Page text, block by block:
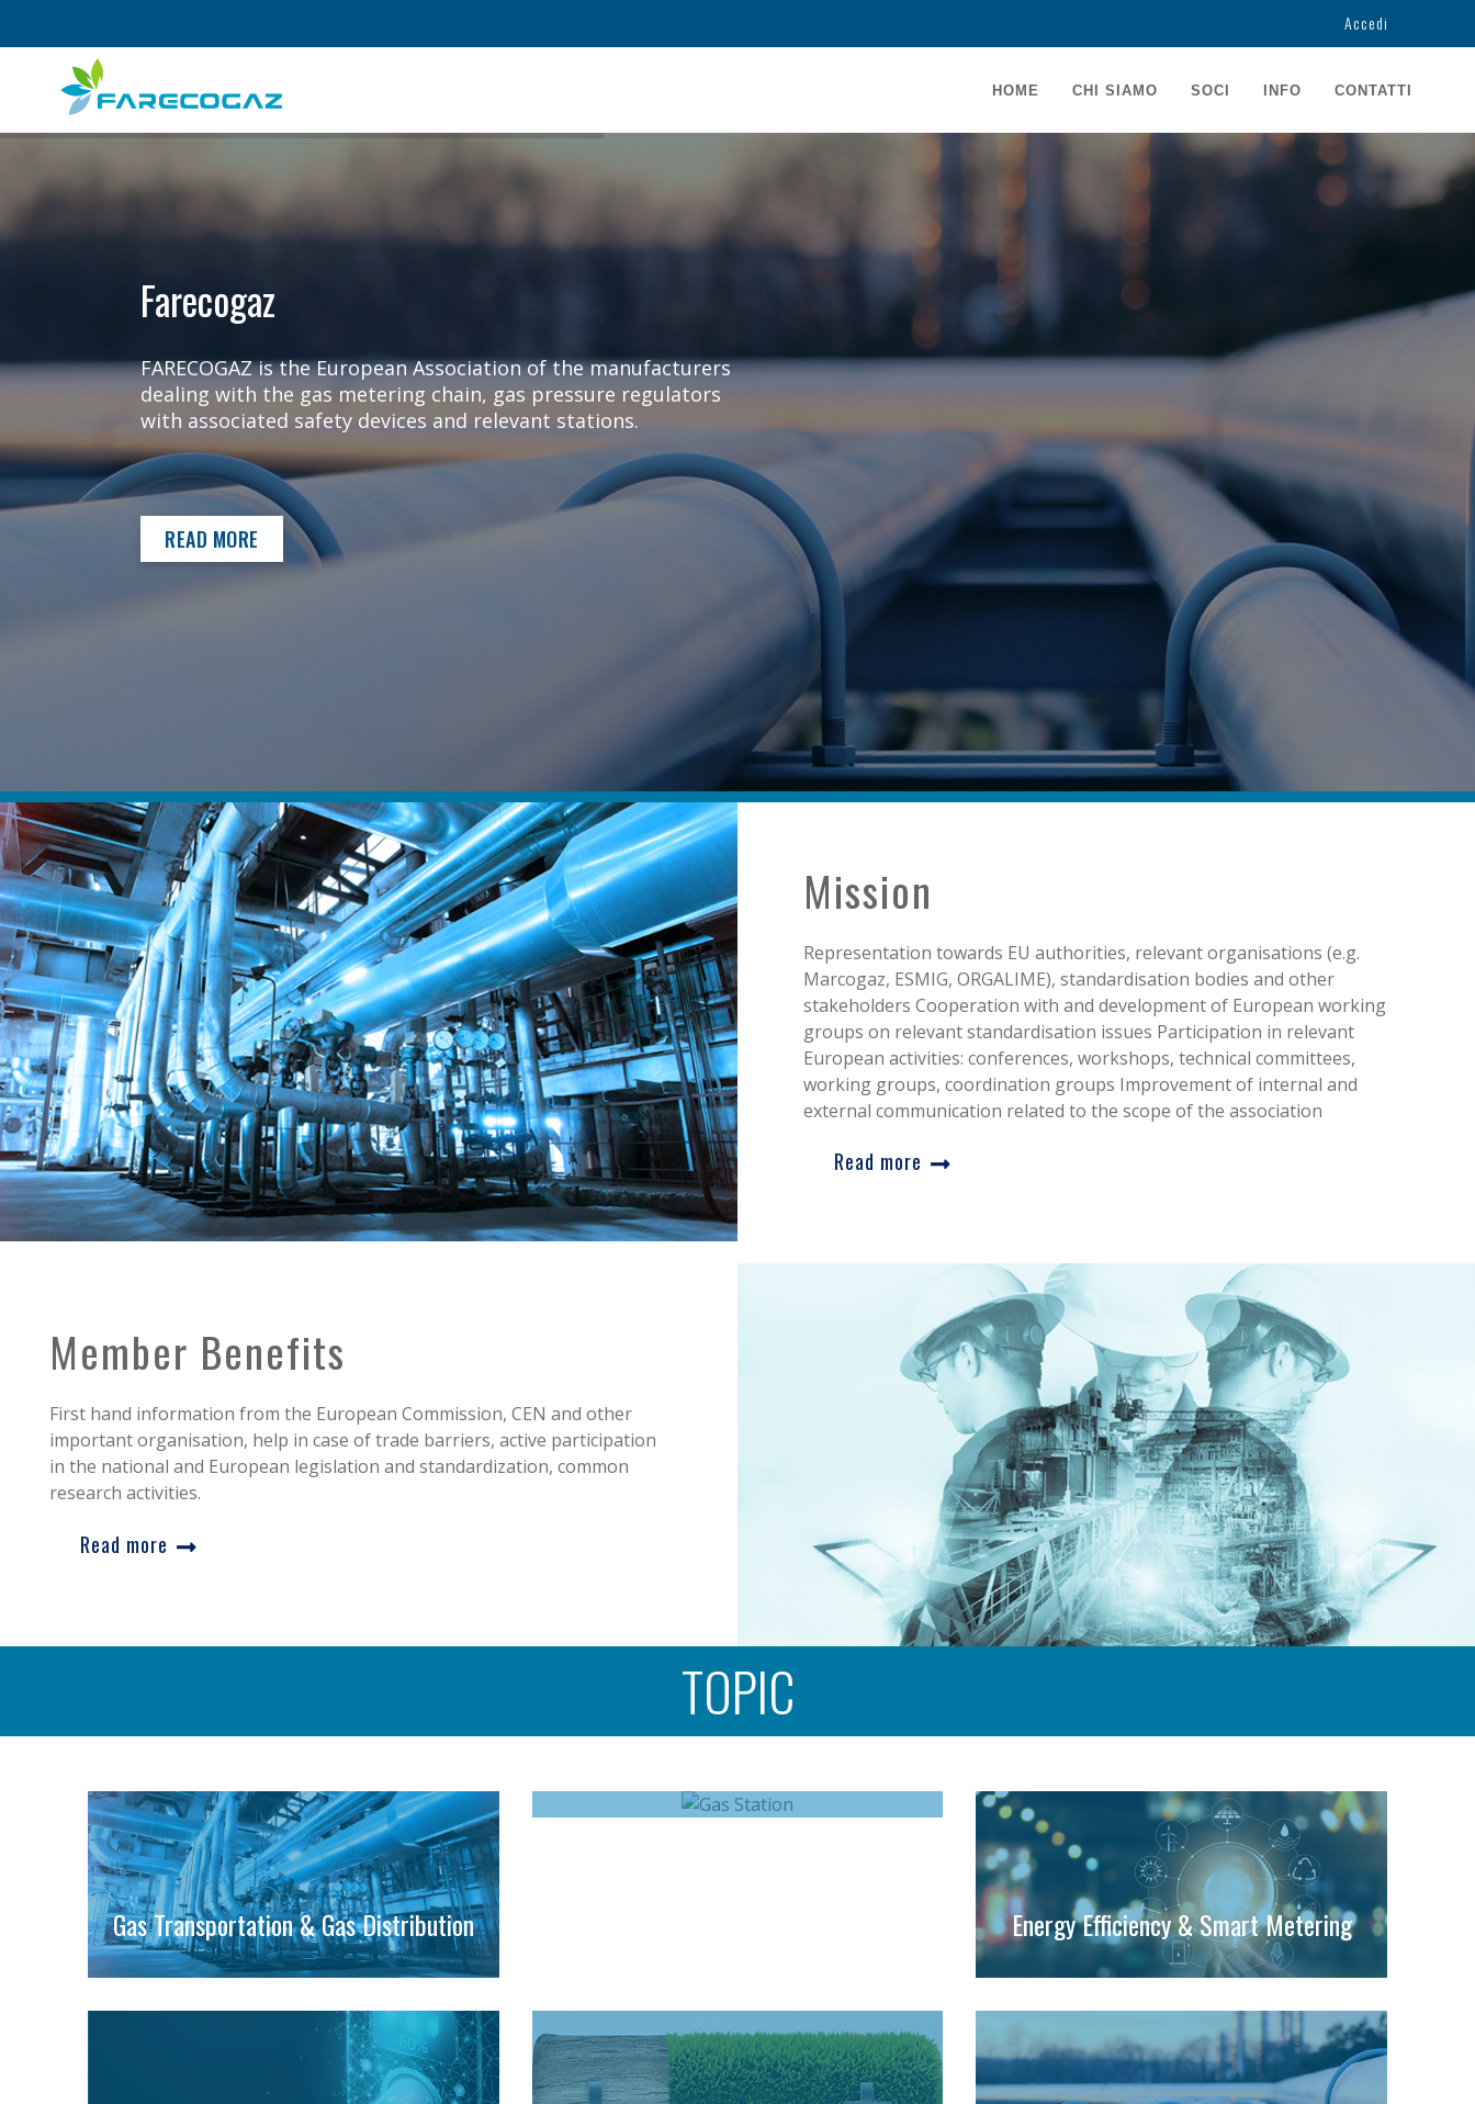
contenuto
principale
USER
ACCOUNT
MENU
Accedi
MAIN
NAVIGATION
HOME CHI SIAMO SOCI INFO CONTATTI
Farecogaz
FARECOGAZ is the European Association of the manufacturers
dealing with the gas metering chain, gas pressure regulators
with associated safety devices and relevant stations.
READ MORE
Mission
Representation towards EU authorities, relevant organisations (e.g.
Marcogaz, ESMIG, ORGALIME), standardisation bodies and other
stakeholders Cooperation with and development of European working
groups on relevant standardisation issues Participation in relevant
European activities: conferences, workshops, technical committees,
working groups, coordination groups Improvement of internal and
external communication related to the scope of the association
Read more
Member Benefits
First hand information from the European Commission, CEN and other
important organisation, help in case of trade barriers, active participation
in the national and European legislation and standardization, common
research activities.
Read more
TOPIC
Gas Transportation & Gas Distribution Energy Efficiency & Smart Metering